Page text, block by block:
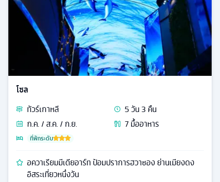
โซล
ทัวร์เกาหลี 5วัน3 คืน
ก.ค. / ส.ค. / ก.ย.
7มื้ออาหาร
ที่พักระดับ
อควาเรียมมีเดียอาร์ท ป้อมปราการฮวาซอง ย่านเมียงดง
อิสระเที่ยวหนึ่งวัน